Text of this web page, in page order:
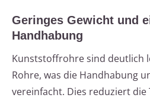
Geringes Gewicht und
Handhabung
Kunststoffrohre sind deutlich
Rohre, was die Handhabung
vereinfacht. Dies reduziert